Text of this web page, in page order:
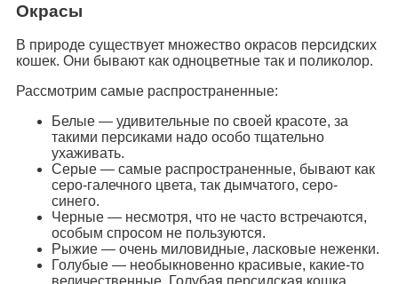
Окрасы
В природе существует множество окрасов персидских
кошек. Они бывают как одноцветные так и поликолор.
Рассмотрим самые распространенные:
Белые — удивительные по своей красоте, за
такими персиками надо особо тщательно
ухаживать.
Серые — самые распространенные, бывают как
серо-галечного цвета, так дымчатого, серо-
синего.
Черные — несмотря, что не часто встречаются,
особым спросом не пользуются.
Рыжие — очень миловидные, ласковые неженки.
Голубые — необыкновенно красивые, какие-то